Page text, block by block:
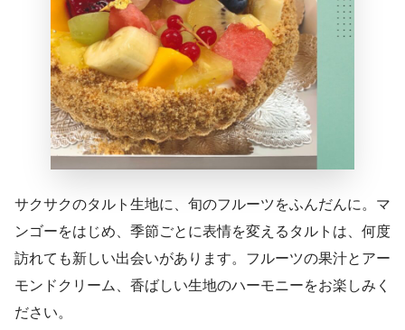
サクサクのタルト生地に、旬のフルーツをふんだんに。マ
ンゴーをはじめ、季節ごとに表情を変えるタルトは、何度
訪れても新しい出会いがあります。フルーツの果汁とアー
モンドクリーム、香ばしい生地のハーモニーをお楽しみく
ださい。